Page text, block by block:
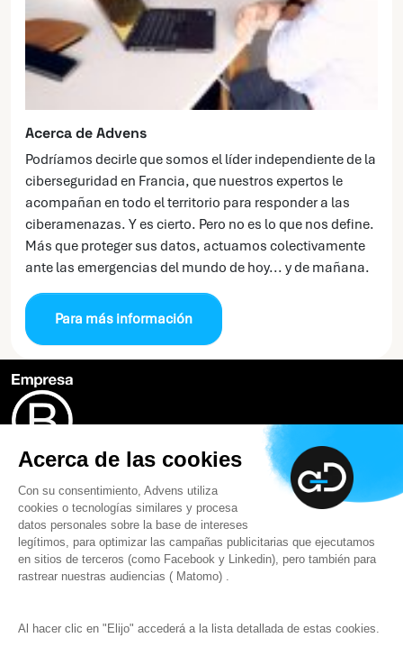
Acerca de las cookies
Con su consentimiento, Advens utiliza
cookies o tecnologías similares y procesa
datos personales sobre la base de intereses
legítimos, para optimizar las campañas publicitarias que ejecutamos
en sitios de terceros (como Facebook y Linkedin), pero también para
rastrear nuestras audiencias ( Matomo) .
Al hacer clic en "Elijo" accederá a la lista detallada de estas cookies.
Acerca de Advens
Podríamos decirle que somos el líder independiente de la
ciberseguridad en Francia, que nuestros expertos le
acompañan en todo el territorio para responder a las
ciberamenazas. Y es cierto. Pero no es lo que nos define.
Más que proteger sus datos, actuamos colectivamente
ante las emergencias del mundo de hoy... y de mañana.
Para más información
Acerca de Advens